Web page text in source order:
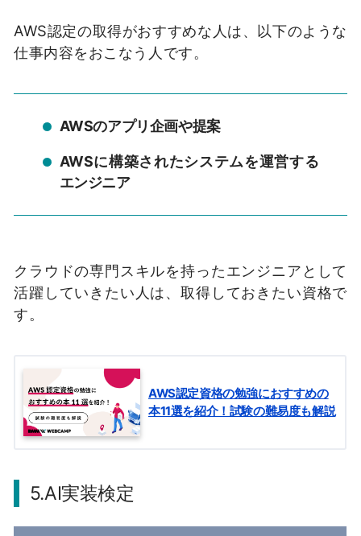
AWS認定の取得がおすすめな人は、以下のような
仕事内容をおこなう人です。
AWSのアプリ企画や提案
AWSに構築されたシステムを運営する
エンジニア
クラウドの専門スキルを持ったエンジニアとして
活躍していきたい人は、取得しておきたい資格で
す。
AWS認定資格の勉強におすすめの
本11選を紹介！試験の難易度も解説
5.AI実装検定